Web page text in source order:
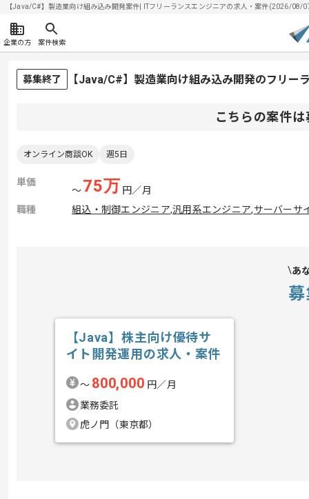
【Java/C#】製造業向け組み込み開発案件| ITフリーランスエンジニアの求人・案件(2026/08/
企業の方 案件検索
募集終了 【Java/C#】製造業向け組み込み開発のフリー
こちらの案件
オンライン商談OK 週5日
単価
〜75万 円／月
職種
組込・制御エンジニア,汎用系エンジニア,サーバーサ
あ
【Java】株主向け優待サ
イト開発運用の求人・案件
〜 800,000 円／月
業務委託
虎ノ門（東京都）